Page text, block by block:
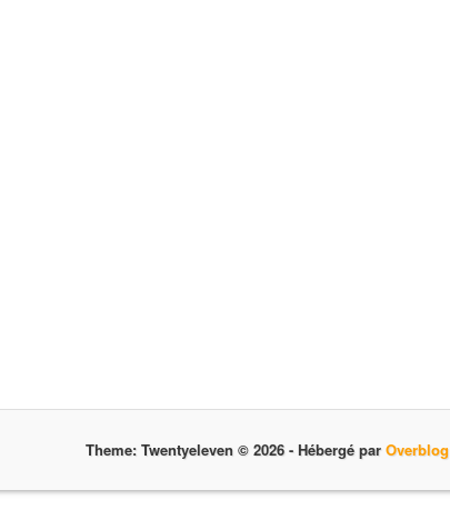
Theme: Twentyeleven © 2026 - Hébergé par Overblog